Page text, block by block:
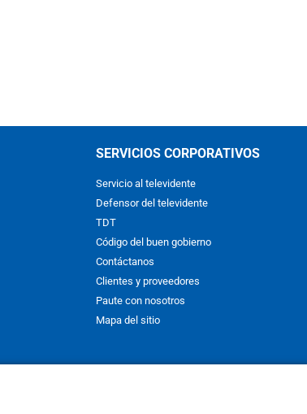
SERVICIOS CORPORATIVOS
Servicio al televidente
Defensor del televidente
TDT
Código del buen gobierno
Contáctanos
Clientes y proveedores
Paute con nosotros
Mapa del sitio